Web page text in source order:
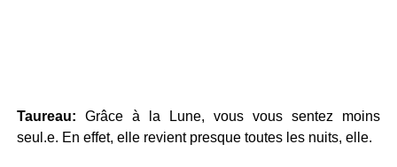
Taureau: Grâce à la Lune, vous vous sentez moins
seul.e. En effet, elle revient presque toutes les nuits, elle.